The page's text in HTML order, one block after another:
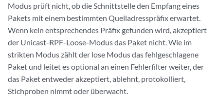
Modus prüft nicht, ob die Schnittstelle den Empfang eines
Pakets mit einem bestimmten Quelladresspräfix erwartet.
Wenn kein entsprechendes Präfix gefunden wird, akzeptiert
der Unicast-RPF-Loose-Modus das Paket nicht. Wie im
strikten Modus zählt der lose Modus das fehlgeschlagene
Paket und leitet es optional an einen Fehlerfilter weiter, der
das Paket entweder akzeptiert, ablehnt, protokolliert,
Stichproben nimmt oder überwacht.